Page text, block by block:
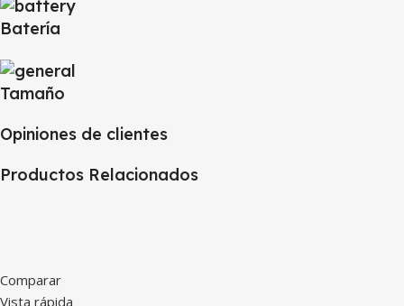
Batería
Tamaño
Opiniones de clientes
Productos Relacionados
Comparar
Vista rápida